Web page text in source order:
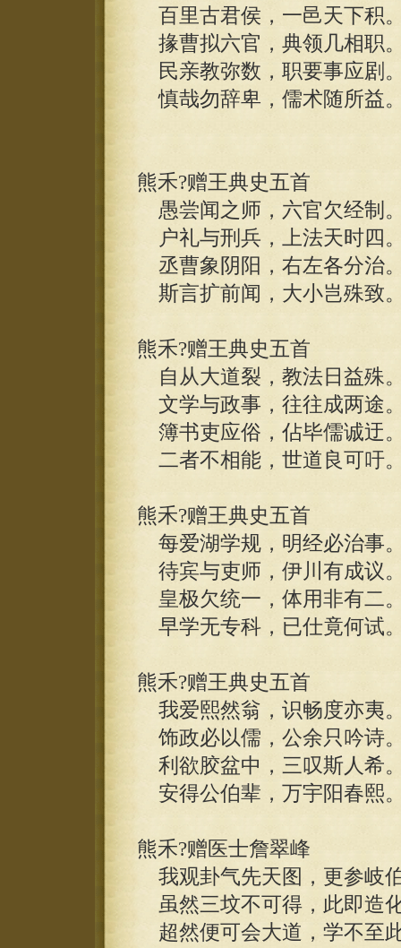
百里古君侯，一邑天下积
掾曹拟六官，典领几相职
民亲教弥数，职要事应剧
慎哉勿辞卑，儒术随所益
熊禾?赠王典史五首
愚尝闻之师，六官欠经制
户礼与刑兵，上法天时四
丞曹象阴阳，右左各分治
斯言扩前闻，大小岂殊致
熊禾?赠王典史五首
自从大道裂，教法日益殊
文学与政事，往往成两途
簿书吏应俗，佔毕儒诚迂
二者不相能，世道良可吁
熊禾?赠王典史五首
每爱湖学规，明经必治事
待宾与吏师，伊川有成议
皇极欠统一，体用非有二
早学无专科，已仕竟何试
熊禾?赠王典史五首
我爱熙然翁，识畅度亦夷
饰政必以儒，公余只吟诗
利欲胶盆中，三叹斯人希
安得公伯辈，万宇阳春熙
熊禾?赠医士詹翠峰
我观卦气先天图，更参岐
虽然三坟不可得，此即造
超然便可会大道，学不至